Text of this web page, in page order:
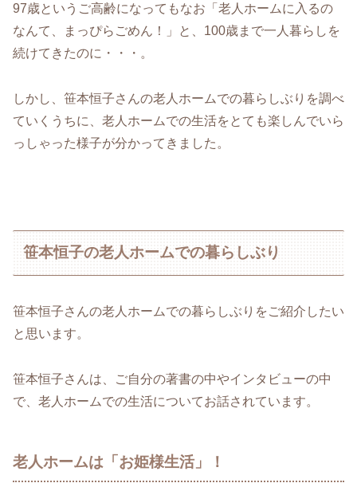
97歳というご高齢になってもなお「老人ホームに入るの
なんて、まっぴらごめん！」と、100歳まで一人暮らしを
続けてきたのに・・・。
しかし、笹本恒子さんの老人ホームでの暮らしぶりを調べ
ていくうちに、老人ホームでの生活をとても楽しんでいら
っしゃった様子が分かってきました。
笹本恒子の老人ホームでの暮らしぶり
笹本恒子さんの老人ホームでの暮らしぶりをご紹介したい
と思います。
笹本恒子さんは、ご自分の著書の中やインタビューの中
で、老人ホームでの生活についてお話されています。
老人ホームは「お姫様生活」！